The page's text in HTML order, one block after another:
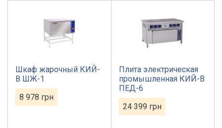
Шкаф жарочный КИЙ-
В ШЖ-1
8 978 грн
Плита электрическая
промышленная КИЙ-В
ПЕД-6
24 399 грн